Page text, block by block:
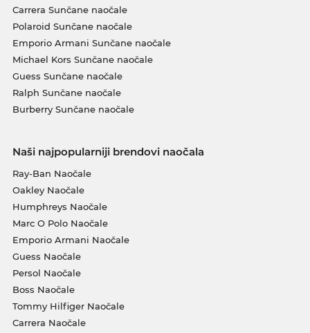
Carrera Sunčane naočale
Polaroid Sunčane naočale
Emporio Armani Sunčane naočale
Michael Kors Sunčane naočale
Guess Sunčane naočale
Ralph Sunčane naočale
Burberry Sunčane naočale
Naši najpopularniji brendovi naočala
Ray-Ban Naočale
Oakley Naočale
Humphreys Naočale
Marc O Polo Naočale
Emporio Armani Naočale
Guess Naočale
Persol Naočale
Boss Naočale
Tommy Hilfiger Naočale
Carrera Naočale